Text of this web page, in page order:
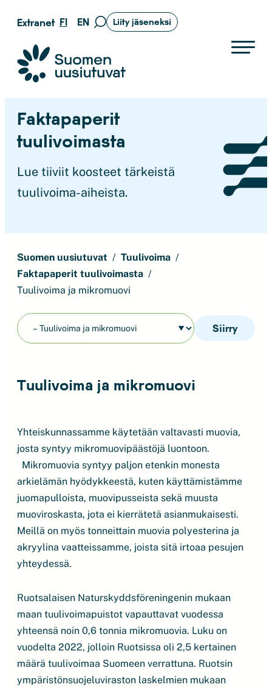
Siirry
sisältöön
Extranet FI EN
Siirry
Liity jäseneksi
Suomen uusiutuvat ry
Faktapaperit
tuulivoimasta
Lue tiiviit koosteet tärkeistä
tuulivoima-aiheista.
Suomen uusiutuvat
Tuulivoima
Faktapaperit tuulivoimasta
Tuulivoima ja mikromuovi
Siirry
Tuulivoima ja mikromuovi
Yhteiskunnassamme käytetään valtavasti muovia,
josta syntyy mikromuovipäästöjä luontoon.
Mikromuovia syntyy paljon etenkin monesta
arkielämän hyödykkeestä, kuten käyttämistämme
juomapulloista, muovipusseista sekä muusta
muoviroskasta, jota ei kierrätetä asianmukaisesti.
Meillä on myös tonneittain muovia polyesterina ja
akryylina vaatteissamme, joista sitä irtoaa pesujen
yhteydessä.
Ruotsalaisen Naturskyddsföreningenin mukaan
maan tuulivoimapuistot vapauttavat vuodessa
yhteensä noin 0,6 tonnia mikromuovia. Luku on
vuodelta 2022, jolloin Ruotsissa oli 2,5 kertainen
määrä tuulivoimaa Suomeen verrattuna. Ruotsin
ympäristönsuojeluviraston laskelmien mukaan